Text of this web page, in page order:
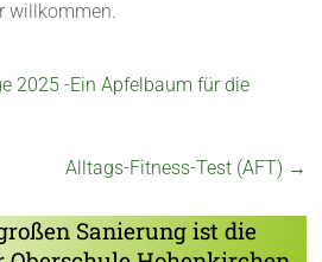
willkommen.
2025 -Ein Apfelbaum für die
Alltags-Fitness-Test (AFT) →
Sanierung ist die